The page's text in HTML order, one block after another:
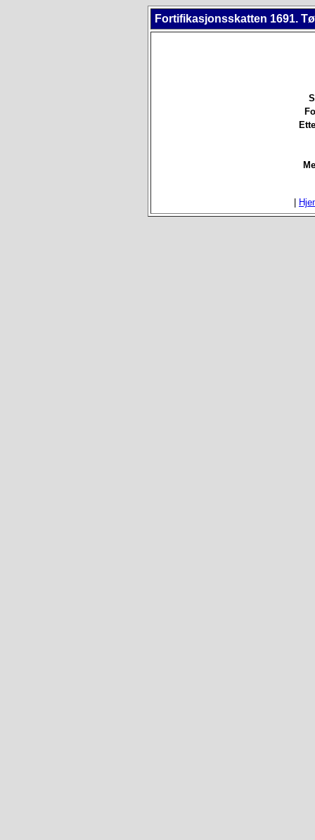
Fortifikasjonsskatten 1691.